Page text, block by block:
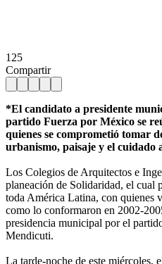
125
Compartir
*El candidato a presidente
partido Fuerza por México se
quienes se comprometió tomar
urbanismo, paisaje y el cuidado
Los Colegios de Arquitectos e
planeación de Solidaridad, el cual
toda América Latina, con quienes
como lo conformaron en 2002-
presidencia municipal por el
Mendicuti.
La tarde-noche de este miércoles,